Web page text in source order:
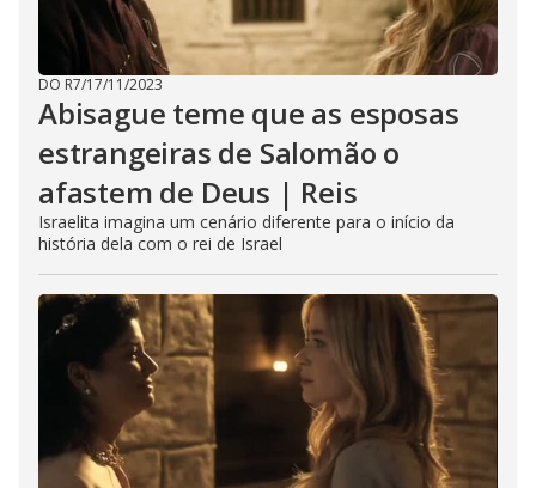
DO R7/17/11/2023
Abisague teme que as esposas
estrangeiras de Salomão o
afastem de Deus | Reis
Israelita imagina um cenário diferente para o início da
história dela com o rei de Israel